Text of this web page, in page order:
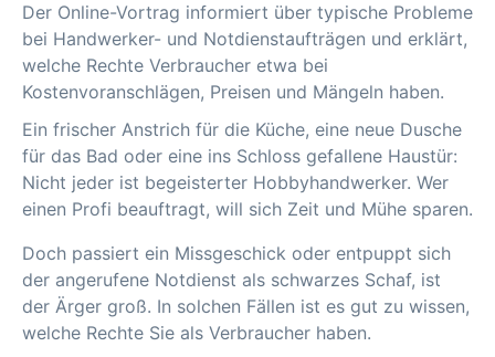
Der Online-Vortrag informiert über typische Probleme
bei Handwerker- und Notdienstaufträgen und erklärt,
welche Rechte Verbraucher etwa bei
Kostenvoranschlägen, Preisen und Mängeln haben.
Ein frischer Anstrich für die Küche, eine neue Dusche
für das Bad oder eine ins Schloss gefallene Haustür:
Nicht jeder ist begeisterter Hobbyhandwerker. Wer
einen Profi beauftragt, will sich Zeit und Mühe sparen.
Doch passiert ein Missgeschick oder entpuppt sich
der angerufene Notdienst als schwarzes Schaf, ist
der Ärger groß. In solchen Fällen ist es gut zu wissen,
welche Rechte Sie als Verbraucher haben.